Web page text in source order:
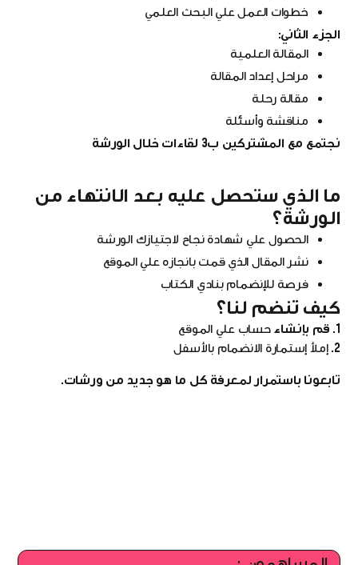
خطوات العمل علي البحث العلمي
الجزء الثاني:
المقالة العلمية
مراحل إعداد المقالة
مقالة رحلة
مناقشة وأسئلة
نجتمع مع المشتركين ب3 لقاءات خلال الورشة
ما الذي ستحصل عليه بعد الانتهاء من
الورشة؟
الحصول علي شهادة نجاح لاجتيازك الورشة
نشر المقال الذي قمت بانجازه علي الموقع
فرصة للإنضمام بنادي الكتاب
كيف تنضم لنا؟
1. قم بإنشاء
حساب علي الموقع
2. إملأ إستمارة الانضمام بالأسفل
تابعونا باستمرار لمعرفة كل ما هو جديد من ورشات.